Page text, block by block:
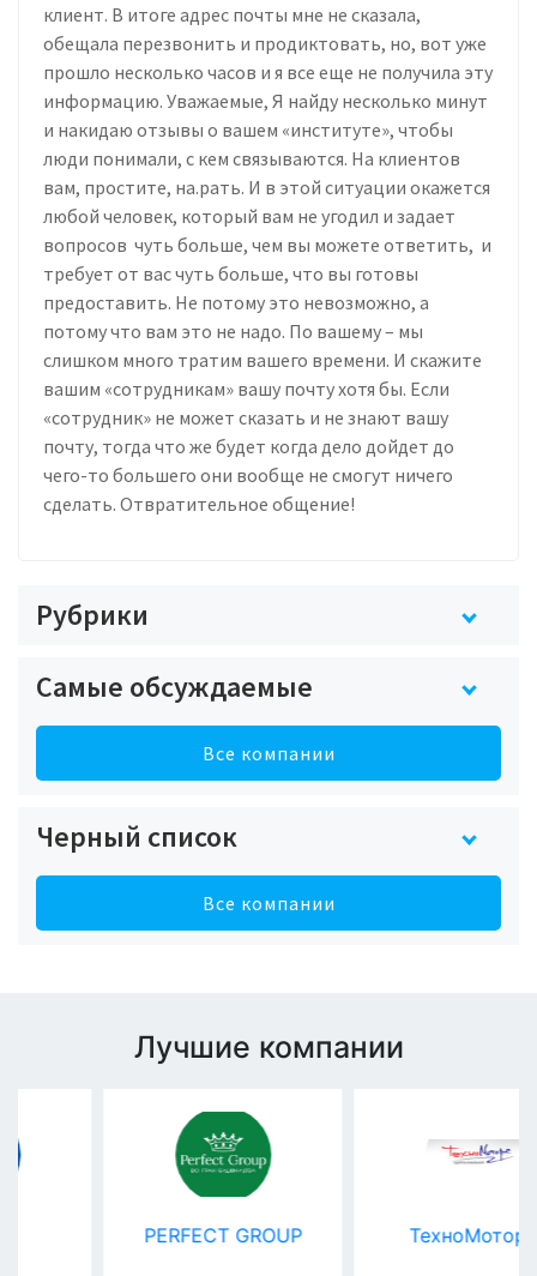
клиент. В итоге адрес почты мне не сказала,
обещала перезвонить и продиктовать, но, вот уже
прошло несколько часов и я все еще не получила эту
информацию. Уважаемые, Я найду несколько минут
и накидаю отзывы о вашем «институте», чтобы
люди понимали, с кем связываются. На клиентов
вам, простите, на.рать. И в этой ситуации окажется
любой человек, который вам не угодил и задает
вопросов чуть больше, чем вы можете ответить, и
требует от вас чуть больше, что вы готовы
предоставить. Не потому это невозможно, а
потому что вам это не надо. По вашему – мы
слишком много тратим вашего времени. И скажите
вашим «сотрудникам» вашу почту хотя бы. Если
«сотрудник» не может сказать и не знают вашу
почту, тогда что же будет когда дело дойдет до
чего-то большего они вообще не смогут ничего
сделать. Отвратительное общение!
Рубрики
Самые обсуждаемые
Все компании
Черный список
Все компании
Лучшие компании
PERFECT GROUP ТехноМоторс